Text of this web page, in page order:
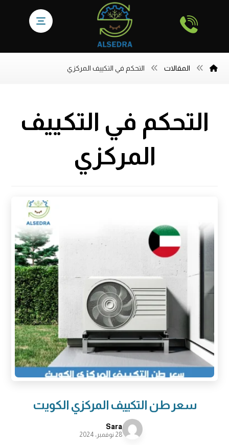
المقالات التحكم في التكييف المركزي
التحكم في التكييف
المركزي
سعر طن التكييف المركزي الكويت
Sara
28 نوفمبر، 2024